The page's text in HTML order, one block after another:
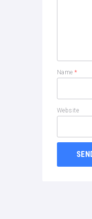
Name*
Website